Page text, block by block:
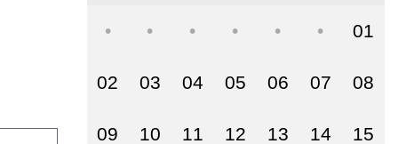
01
02 03 04 05 06 07 08
09 10 11 12 13 14 15